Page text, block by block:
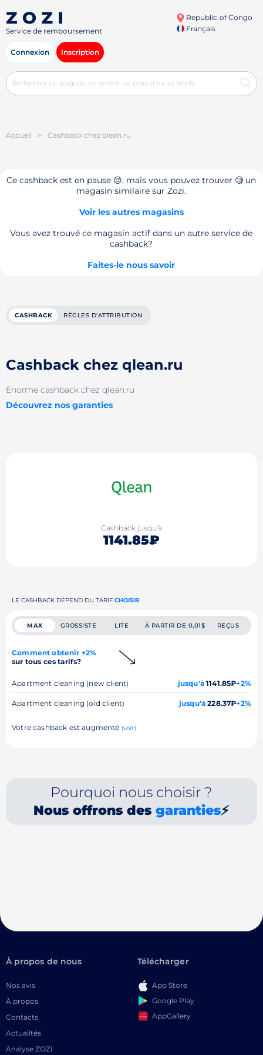
Service de remboursement
Republic of Congo
Français
Connexion Inscription
Accueil > Cashback chez qlean.ru
Ce cashback est en pause 😔, mais vous pouvez trouver 🧐 un
magasin similaire sur Zozi.
Voir les autres magasins
Vous avez trouvé ce magasin actif dans un autre service de
cashback?
Faites-le nous savoir
CASHBACK RÈGLES D'ATTRIBUTION
Cashback chez qlean.ru
Énorme cashback chez qlean.ru
Découvrez nos garanties
Cashback jusqu'à
1141.85₽
LE CASHBACK DÉPEND DU TARIF CHOISIR
MAX GROSSISTE LITE À PARTIR DE 0,01$ REÇUS
Comment obtenir +2%
sur tous ces tarifs?
Apartment cleaning (new client) jusqu'à1141.85₽+2%
Apartment cleaning (old client) jusqu'à 228.37₽+2%
Votre cashback est augmenté (voir)
Pourquoi nous choisir ?
Nous offrons desgaranties⚡
À propos de nous
Nos avis
À propos
Contacts
Actualités
Analyse ZOZI
Télécharger
App Store
Google Play
AppGallery